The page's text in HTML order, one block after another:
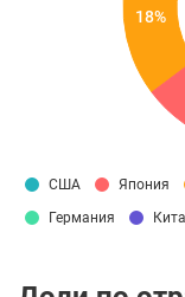
18%
США Япония
Германия